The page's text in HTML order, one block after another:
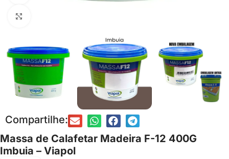
Compartilhe:
Massa de Calafetar Madeira F-12 400G
Imbuia – Viapol